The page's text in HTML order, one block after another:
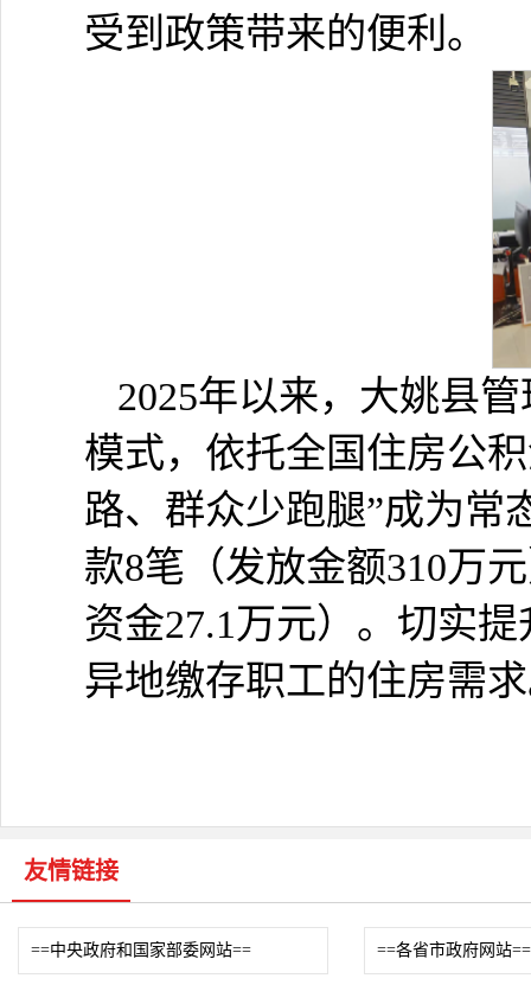
受到政策带来的便利。
2025年以来，大姚县
模式，依托全国住房公
路、群众少跑腿”成为常
款8笔（发放金额310万
资金27.1万元）。切实
异地缴存职工的住房需
友情链接
==中央政府和国家部委网站== ==各省市政府网站==